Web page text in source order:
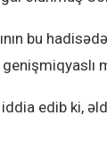
bu
edib ki,